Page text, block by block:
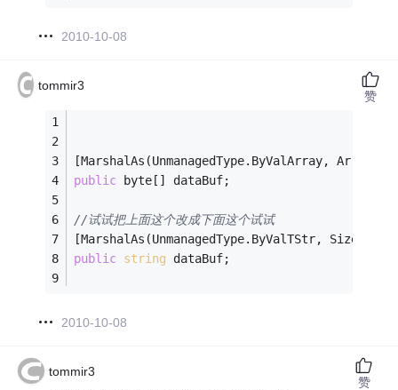
2010-10-08
tommir3
[MarshalAs(UnmanagedType.ByValArray,
public byte[] dataBuf;
//试试把上面这个改成下面这个试试
[MarshalAs(UnmanagedType.ByValTStr,
public string dataBuf;
2010-10-08
赞
tommir3
赞